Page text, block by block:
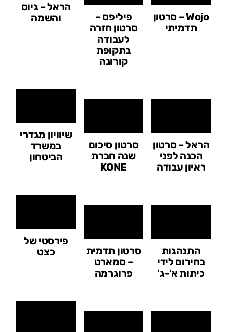
Wojo – סרטון
תדמיתי
פיליפס –
סרטון חזרה
לעבודה
בתקופת
קורונה
הראל – גיוס
והשמה
הראל – סרטון
הכנה לפני
ראיון עבודה
סרטון סיכום
שנה חברת
KONE
שיוויון מגדרי
במשרד
הביטחון
התנהגות
בחירום לידי
כיתות א'-ג'
סרטון תדמית
– סמארט
פרוגרמה
פירסטי של
כצט